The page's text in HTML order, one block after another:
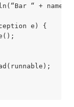
“ + name);
e) {